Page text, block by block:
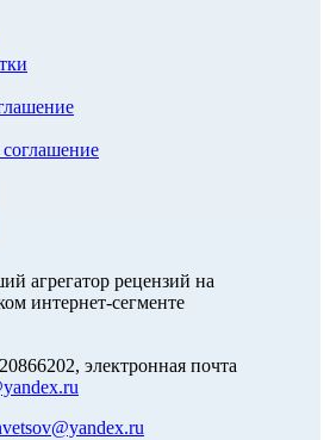
соглашение
агрегатор рецензий на
интернет-сегменте
электронная почта